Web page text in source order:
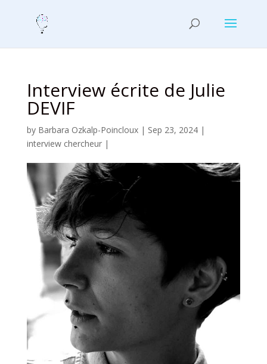
Interview écrite de Julie
DEVIF
by Barbara Ozkalp-Poincloux| Sep 23, 2024|
interview chercheur|